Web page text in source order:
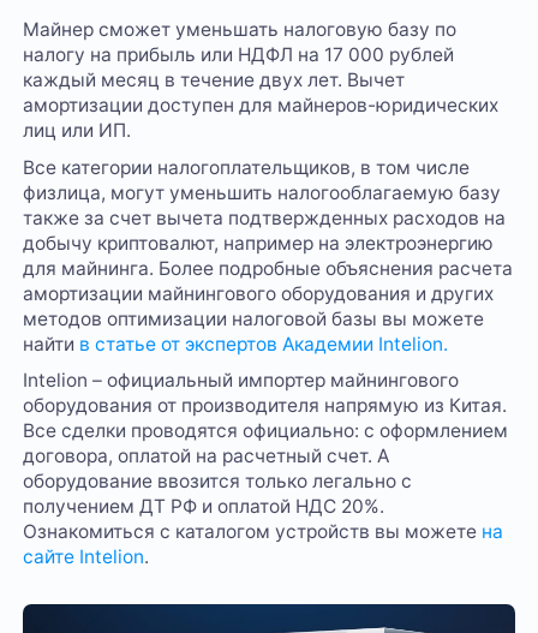
Майнер сможет уменьшать налоговую базу по
налогу на прибыль или НДФЛ на 17 000 рублей
каждый месяц в течение двух лет. Вычет
амортизации доступен для майнеров-юридических
лиц или ИП.
Все категории налогоплательщиков, в том числе
физлица, могут уменьшить налогооблагаемую базу
также за счет вычета подтвержденных расходов на
добычу криптовалют, например на электроэнергию
для майнинга. Более подробные объяснения расчета
амортизации майнингового оборудования и других
методов оптимизации налоговой базы вы можете
найти в статье от экспертов Академии Intelion.
Intelion – официальный импортер майнингового
оборудования от производителя напрямую из Китая.
Все сделки проводятся официально: с оформлением
договора, оплатой на расчетный счет. А
оборудование ввозится только легально с
получением ДТ РФ и оплатой НДС 20%.
Ознакомиться с каталогом устройств вы можете на
сайте Intelion.